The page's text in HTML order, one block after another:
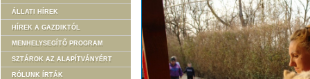
ÁLLATI HÍREK
HÍREK A GAZDIKTÓL
MENHELYSEGÍTŐ PROGRAM
SZTÁROK AZ ALAPÍTVÁNYÉRT
RÓLUNK ÍRTÁK